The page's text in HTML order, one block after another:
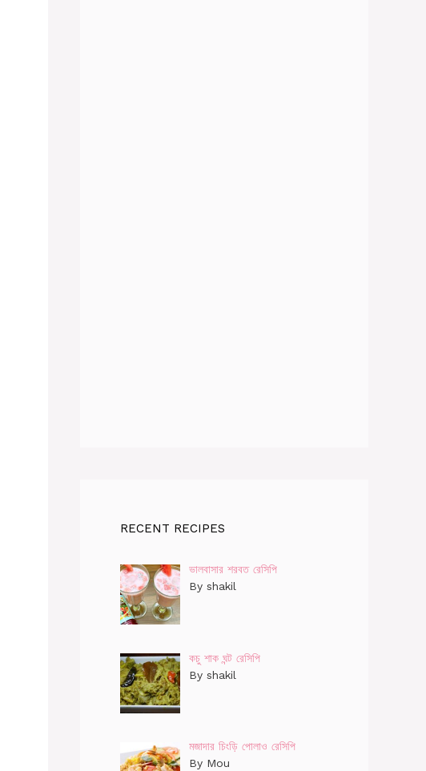
RECENT RECIPES
ভালবাসার শরবত রেসিপি
By shakil
কচু শাক ঘন্ট রেসিপি
By shakil
মজাদার চিংড়ি পোলাও রেসিপি
By Mou